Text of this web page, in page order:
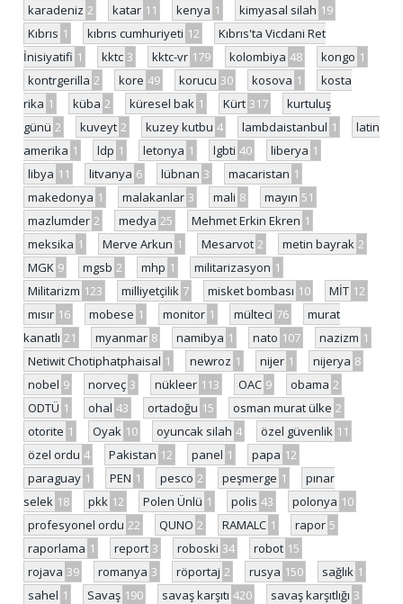
karadeniz 2 katar 11 kenya 1 kimyasal silah 19
Kıbrıs 1 kıbrıs cumhuriyeti 12
Kıbrıs'ta Vicdani Ret
İnisiyatifi 1 kktc 3 kktc-vr 179 kolombiya 48 kongo 1
kontrgerilla 2 kore 49 korucu 30 kosova 1
kosta
rika 1 küba 2 küresel bak 1 Kürt 317
kurtuluş
günü 2 kuveyt 2 kuzey kutbu 4 lambdaistanbul 1
latin
amerika 1 ldp 1 letonya 1 lgbti 40 liberya 1
libya 11 litvanya 6 lübnan 3 macaristan 1
makedonya 1 malakanlar 3 mali 8 mayın 51
mazlumder 2 medya 25 Mehmet Erkin Ekren 1
meksika 1 Merve Arkun 1 Mesarvot 2 metin bayrak 2
MGK 9 mgsb 2 mhp 1 militarizasyon 1
Militarizm 123 milliyetçilik 7 misket bombası 10 MİT 12
mısır 16 mobese 1 monitor 1 mülteci 76
murat
kanatlı 21 myanmar 8 namibya 1 nato 107 nazizm 1
Netiwit Chotiphatphaisal 1 newroz 1 nijer 1 nijerya 8
nobel 9 norveç 3 nükleer 113 OAC 9 obama 2
ODTÜ 1 ohal 43 ortadoğu 15 osman murat ülke 2
otorite 1 Oyak 10 oyuncak silah 4 özel güvenlik 11
özel ordu 4 Pakistan 12 panel 1 papa 12
paraguay 1 PEN 1 pesco 2 peşmerge 1
pınar
selek 18 pkk 12 Polen Ünlü 1 polis 43 polonya 10
profesyonel ordu 22 QUNO 2 RAMALC 1 rapor 5
raporlama 1 report 3 roboski 34 robot 15
rojava 39 romanya 3 röportaj 2 rusya 150 sağlık 1
sahel 1 Savaş 190 savaş karşıtı 420 savaş karşıtlığı 3